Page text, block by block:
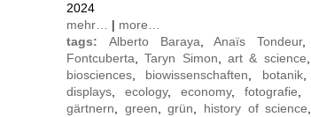
2024
mehr…
| more…
tags: Alberto Baraya ,Anaïs Tondeur,
Fontcuberta ,Taryn Simon ,art & science
biosciences
biowissenschaften botanik,
displays ,ecology,economy,fotografie
gärtnern
green ,grün history of science